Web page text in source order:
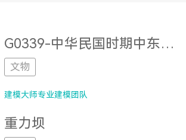
G0339-中华民国时期中东铁路机车标牌
文物
建模大师专业建模团队
重力坝